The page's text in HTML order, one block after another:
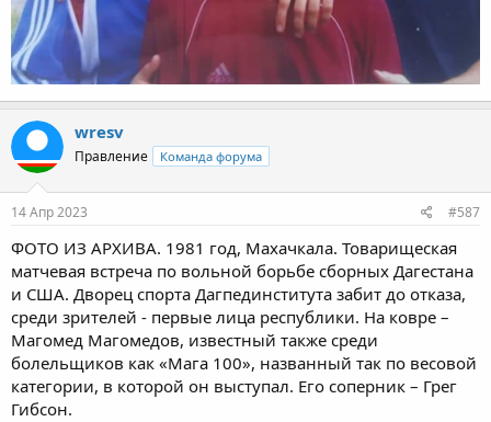
wresv
Правление Команда форума
14 Апр 2023 #587
ФОТО ИЗ АРХИВА. 1981 год, Махачкала. Товарищеская
матчевая встреча по вольной борьбе сборных Дагестана
и США. Дворец спорта Дагпединститута забит до отказа,
среди зрителей - первые лица республики. На ковре –
Магомед Магомедов, известный также среди
болельщиков как «Мага 100», названный так по весовой
категории, в которой он выступал. Его соперник – Грег
Гибсон.